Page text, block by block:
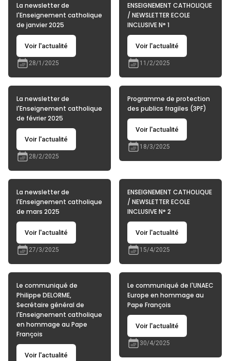
La newsletter de
l'Enseignement catholique
de janvier 2025
Voir l'actualité
28/1/2025
ENSEIGNEMENT CATHOLIQUE
/ NEWSLETTER ECOLE
INCLUSIVE N° 1
Voir l'actualité
11/2/2025
La newsletter de
l'Enseignement catholique
de février 2025
Voir l'actualité
28/2/2025
Programme de protection
des publics fragiles (3PF)
Voir l'actualité
18/3/2025
La newsletter de
l'Enseignement catholique
de mars 2025
Voir l'actualité
27/3/2025
ENSEIGNEMENT CATHOLIQUE
/ NEWSLETTER ECOLE
INCLUSIVE N° 2
Voir l'actualité
15/4/2025
Le communiqué de
Philippe DELORME,
Secrétaire général de
l'Enseignement catholique
en hommage au Pape
François
Voir l'actualité
Le communiqué de l'UNAEC
Europe en hommage au
Pape François
Voir l'actualité
30/4/2025